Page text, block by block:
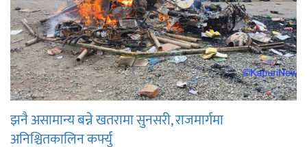
झनै असामान्य बन्ने खतरामा सुनसरी, राजमार्गमा
अनिश्चितकालिन कर्फ्यु